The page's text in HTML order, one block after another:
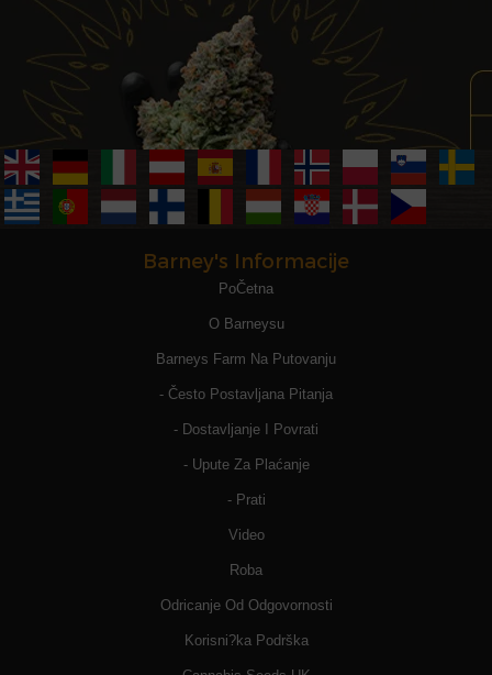
Barney's Informacije
PoČetna
O Barneysu
Barneys Farm Na Putovanju
- Često Postavljana Pitanja
- Dostavljanje I Povrati
- Upute Za Plaćanje
- Prati
Video
Roba
Odricanje Od Odgovornosti
Korisni?ka Podrška